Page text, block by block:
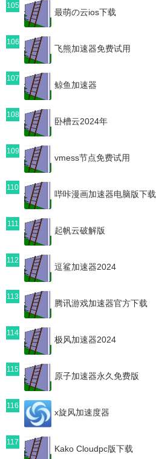
105
最萌の云ios下载
106
飞熊加速器免费试用
107
鲸鱼加速器
108
卧槽云2024年
109
vmess节点免费试用
110
哔咔漫画加速器电脑版下载
111
起帆云破解版
112
逗鲨加速器2024
113
腾讯游戏加速器官方下载
114
极风加速器2024
115
原子加速器永久免费版
116
x旋风加速度器
117
Kako Cloudpc版下载